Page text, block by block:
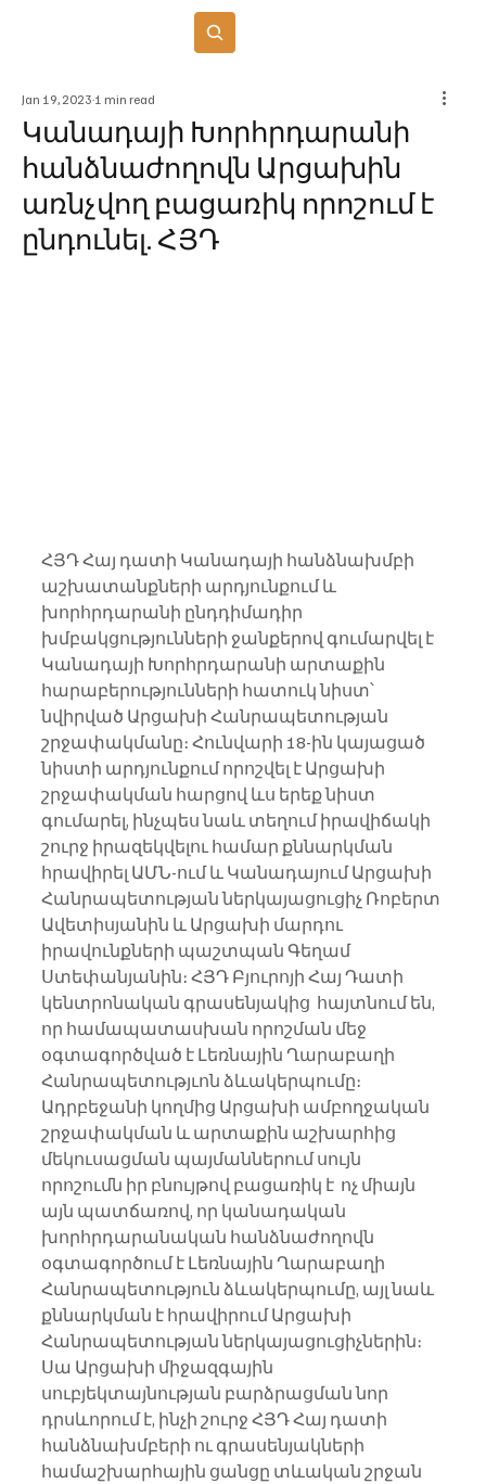
Կանադայի Խորհրդարանի
հանձնաժողովն Արցախին
առնչվող բացառիկ որոշում է
ընդունել. ՀՅԴ
Jan 19, 2023 1 min read
ՀՅԴ Հայ դատի Կանադայի հանձնախմբի
աշխատանքների արդյունքում և
խորհրդարանի ընդդիմադիր
խմբակցությունների ջանքերով գումարվել է
Կանադայի Խորհրդարանի արտաքին
հարաբերությունների հատուկ նիստ՝
նվիրված Արցախի Հանրապետության
շրջափակմանը։ Հունվարի 18-ին կայացած
նիստի արդյունքում որոշվել է Արցախի
շրջափակման հարցով ևս երեք նիստ
գումարել, ինչպես նաև տեղում իրավիճակի
շուրջ իրազեկվելու համար քննարկման
հրավիրել ԱՄՆ-ում և Կանադայում Արցախի
Հանրապետության ներկայացուցիչ Ռոբերտ
Ավետիսյանին և Արցախի մարդու
իրավունքների պաշտպան Գեղամ
Ստեփանյանին։ ՀՅԴ Բյուրոյի Հայ Դատի
կենտրոնական գրասենյակից  հայտնում են,
որ համապատասխան որոշման մեջ
օգտագործված է Լեռնային Ղարաբաղի
Հանրապետությւոն ձևակերպումը։
Ադրբեջանի կողմից Արցախի ամբողջական
շրջափակման և արտաքին աշխարհից
մեկուսացման պայմաններում սույն
որոշումն իր բնույթով բացառիկ է  ոչ միայն
այն պատճառով, որ կանադական
խորհրդարանական հանձնաժողովն
օգտագործում է Լեռնային Ղարաբաղի
Հանրապետություն ձևակերպումը, այլ նաև
քննարկման է հրավիրում Արցախի
Հանրապետության ներկայացուցիչներին։
Սա Արցախի միջազգային
սուբյեկտայնության բարձրացման նոր
դրսևորում է, ինչի շուրջ ՀՅԴ Հայ դատի
հանձնախմբերի ու գրասենյակների
համաշխարհային ցանցը տևական շրջան